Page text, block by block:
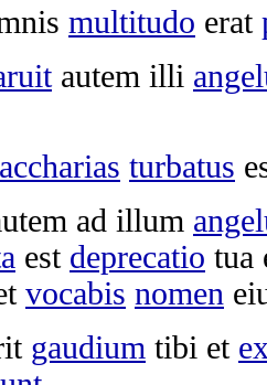
multitudo erat
autem illi
turbatus
ad illum
est deprecatio tua
vocabis nomen
gaudium tibi et